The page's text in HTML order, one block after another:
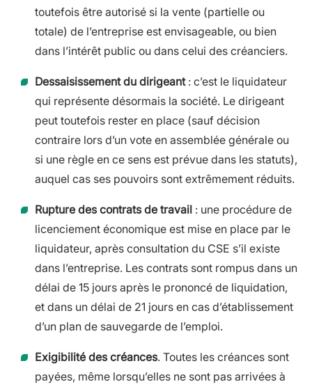
toutefois être autorisé si la vente (partielle ou
totale) de l’entreprise est envisageable, ou bien
dans l’intérêt public ou dans celui des créanciers.
Dessaisissement du dirigeant: c’est le liquidateur
qui représente désormais la société. Le dirigeant
peut toutefois rester en place (sauf décision
contraire lors d’un vote en assemblée générale ou
si une règle en ce sens est prévue dans les statuts),
auquel cas ses pouvoirs sont extrêmement réduits.
Rupture des contrats de travail : une procédure de
licenciement économique est mise en place par le
liquidateur, après consultation du CSE s’il existe
dans l’entreprise. Les contrats sont rompus dans un
délai de 15 jours après le prononcé de liquidation,
et dans un délai de 21 jours en cas d’établissement
d’un plan de sauvegarde de l’emploi.
Exigibilité des créances. Toutes les créances sont
payées, même lorsqu’elles ne sont pas arrivées à